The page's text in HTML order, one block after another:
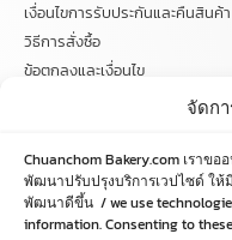
จัดก
Chuanchom Bakery.com เราข
พัฒนาปรับปรุงบริการเวปไซด์ ใ
พัฒนาดีขึ้น / we use
information. Consenting to
เงื่อนไขการรับประกันและคืนสินค้า
วิธีการสั่งซื้อ
ข้อตกลงและเงื่อนไข
ติดตามข่าวสารได้ที่
chuanchombakery